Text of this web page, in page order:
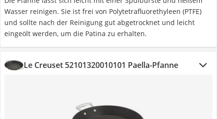
Wasser reinigen. Sie ist frei von Polytetrafluorethyleen (PTFE)
und sollte nach der Reinigung gut abgetrocknet und leicht
eingeölt werden, um die Patina zu erhalten.
Le Creuset 52101320010101 Paella-Pfanne